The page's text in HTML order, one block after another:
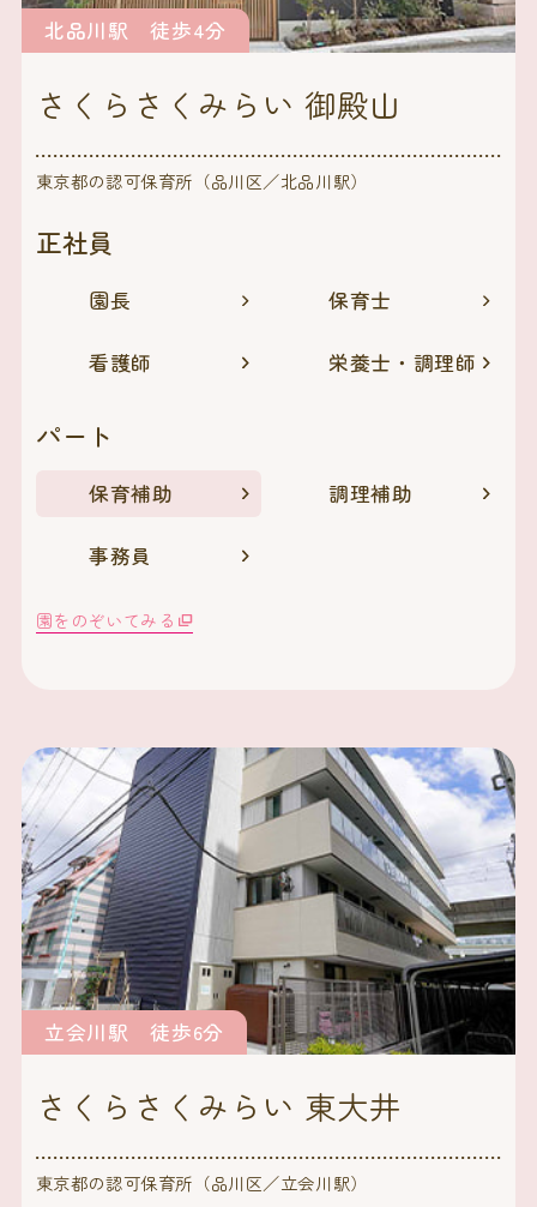
北品川駅 徒歩4分
さくらさくみらい 御殿山
東京都の認可保育所（品川区／北品川駅）
正社員
園長 保育士
看護師 栄養士・調理師
パート
保育補助 調理補助
事務員
園をのぞいてみる
立会川駅 徒歩6分
さくらさくみらい 東大井
東京都の認可保育所（品川区／立会川駅）